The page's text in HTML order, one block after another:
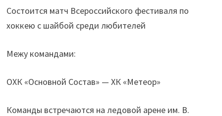
Состоится матч Всероссийского фестиваля по
хоккею с шайбой среди любителей
Межу командами:
ОХК «Основной Состав» — ХК «Метеор»
Команды встречаются на ледовой арене им. В.